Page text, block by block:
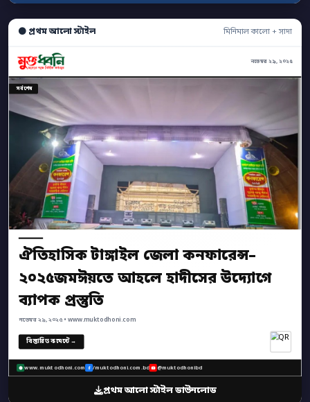
⚫ প্রথম আলো স্টাইল মিনিমাল কালো + সাদা
নভেম্বর ২৯, ২০২৫
সর্বশেষ
ঐতিহাসিক টাঙ্গাইল জেলা কনফারেন্স–
২০২৫জমঈয়তে আহলে হাদীসের উদ্যোগে
ব্যাপক প্রস্তুতি
নভেম্বর ২৯, ২০২৫ • www.muktodhoni.com
বিস্তারিত কমেন্টে →
www.muktodhoni.com /muktodhoni.com.bd @muktodhonibd
প্রথম আলো স্টাইল ডাউনলোড